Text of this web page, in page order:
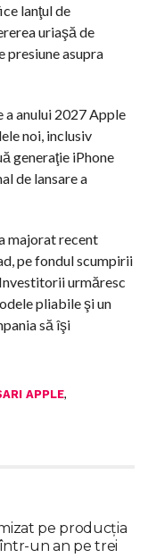
lanţul de
uriaşă de
presiune asupra
anului 2027 Apple
noi, inclusiv
generaţie iPhone
de lansare a
majorat recent
pe fondul scumpirii
urmăresc
pliabile şi un
să îşi
APPLE,
pe producția
într-un an pe trei